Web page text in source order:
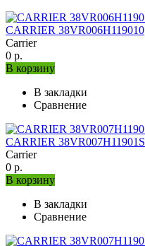
CARRIER 38VR006H119010
Carrier
0 р.
В корзину
В закладки
Сравнение
CARRIER 38VR007H11901S
Carrier
0 р.
В корзину
В закладки
Сравнение